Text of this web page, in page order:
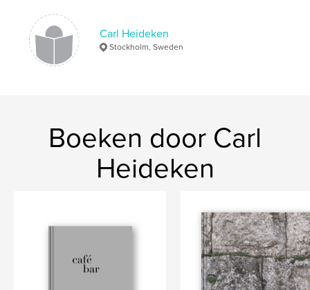
Carl Heideken
Stockholm, Sweden
Boeken door Carl
Heideken